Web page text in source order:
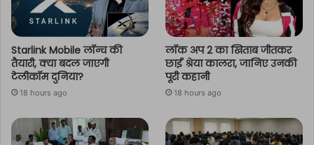
Starlink Mobile लॉन्च की
तैयारी, क्या बदल जाएगी
टेलीकॉम दुनिया?
18 hours ago
लॉक अप 2 का खिताब जीतकर
छाईं श्रेया कालरा, जानिए उनकी
पूरी कहानी
18 hours ago